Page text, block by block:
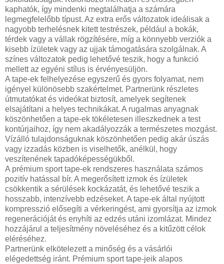
kaphatók, így mindenki megtalálhatja a számára
legmegfelelőbb típust. Az extra erős változatok ideálisak a
nagyobb terhelésnek kitett testrészek, például a bokák,
térdek vagy a vállak rögzítésére, míg a könnyebb verziók a
kisebb ízületek vagy az ujjak támogatására szolgálnak. A
színes változatok pedig lehetővé teszik, hogy a funkció
mellett az egyéni stílus is érvényesüljön.
A tape-ek felhelyezése egyszerű és gyors folyamat, nem
igényel különösebb szakértelmet. Partnerünk részletes
útmutatókat és videókat biztosít, amelyek segítenek
elsajátítani a helyes technikákat. A rugalmas anyagnak
köszönhetően a tape-ek tökéletesen illeszkednek a test
kontúrjaihoz, így nem akadályozzák a természetes mozgást.
Vízálló tulajdonságuknak köszönhetően pedig akár úszás
vagy izzadás közben is viselhetők, anélkül, hogy
veszítenének tapadóképességükből.
A prémium sport tape-ek rendszeres használata számos
pozitív hatással bír. A megerősített izmok és ízületek
csökkentik a sérülések kockázatát, és lehetővé teszik a
hosszabb, intenzívebb edzéseket. A tape-ek által nyújtott
kompresszió elősegíti a vérkeringést, ami gyorsítja az izmok
regenerációját és enyhíti az edzés utáni izomlázat. Mindez
hozzájárul a teljesítmény növeléséhez és a kitűzött célok
eléréséhez.
Partnerünk elkötelezett a minőség és a vásárlói
elégedettség iránt. Prémium sport tape-jeik alapos